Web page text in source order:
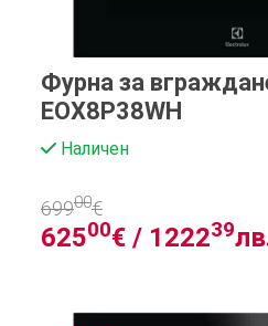
Фурна за
EOX8P38WH
Наличен
62500€ / 122239
69900€